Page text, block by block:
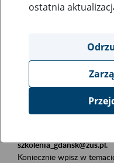
Szkolenia
Obszar merytoryczny
Płatnicy, ubezpieczeni,
Opis wydarzenia
Szkolenie stacjonarne w
szkolenia_gdansk@zus.pl.
Koniecznie wpisz w
ostatnia